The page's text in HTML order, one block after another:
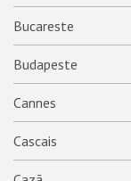
Bucareste
Budapeste
Cannes
Cascais